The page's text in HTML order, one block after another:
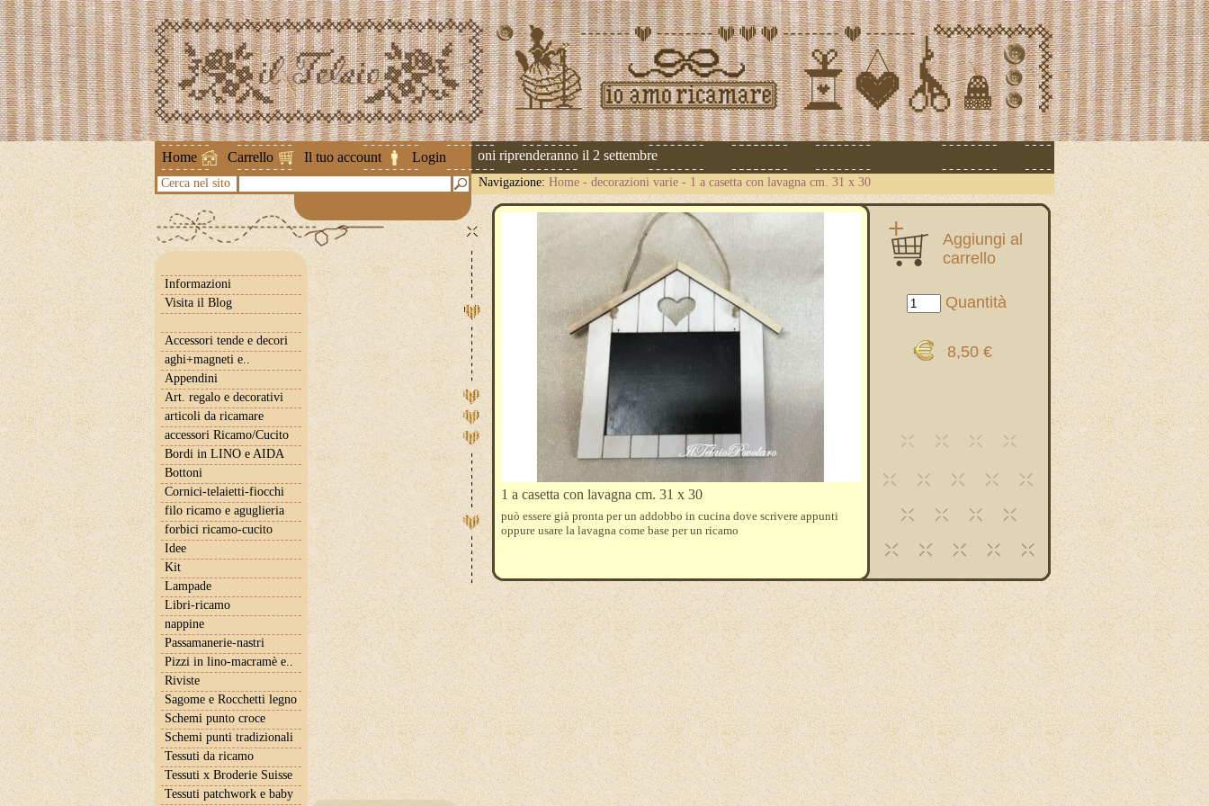
Home Carrello Il tuo account Login
Attenzione ! Le spedizioni riprenderanno il 2 settembre
Cerca nel sito Navigazione: Home - decorazioni varie - 1 a casetta con lavagna cm. 31 x 30
Informazioni
Visita il Blog
Accessori tende e decori
aghi+magneti e..
Appendini
Art. regalo e decorativi
articoli da ricamare
accessori Ricamo/Cucito
Bordi in LINO e AIDA
Bottoni
Cornici-telaietti-fiocchi
filo ricamo e aguglieria
forbici ricamo-cucito
Idee
Kit
Lampade
Libri-ricamo
nappine
Passamanerie-nastri
Pizzi in lino-macramè e..
Riviste
Sagome e Rocchetti legno
Schemi punto croce
Schemi punti tradizionali
Tessuti da ricamo
Tessuti x Broderie Suisse
Tessuti patchwork e baby
Aggiungi al
carrello
Quantità
8,50 €
1 a casetta con lavagna cm. 31 x 30
può essere già pronta per un addobbo in cucina dove scrivere appunti
oppure usare la lavagna come base per un ricamo